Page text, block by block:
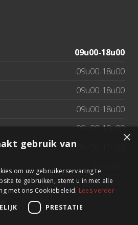
09u00-18u00
09u00-18u00
09u00-18u00
09u00-18u00
09u00-18u00
Gesloten
×
gebruik van
om uw gebruikerservaring te
te gebruiken, stemt u in met alle
met ons Cookiebeleid. Lees verder
PRESTATIE